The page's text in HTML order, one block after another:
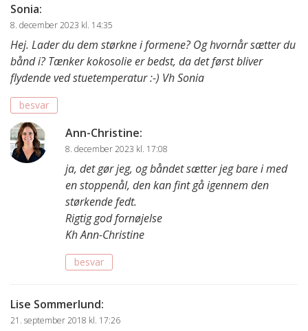
Sonia:
8. december 2023 kl. 14:35
Hej. Lader du dem størkne i formene? Og hvornår sætter du
bånd i? Tænker kokosolie er bedst, da det først bliver
flydende ved stuetemperatur :-) Vh Sonia
besvar
Ann-Christine:
8. december 2023 kl. 17:08
ja, det gør jeg, og båndet sætter jeg bare i med
en stoppenål, den kan fint gå igennem den
størkende fedt.
Rigtig god fornøjelse
Kh Ann-Christine
besvar
Lise Sommerlund:
21. september 2018 kl. 17:26